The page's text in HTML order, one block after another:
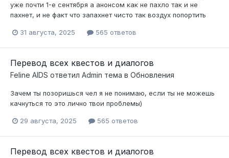
уже почти 1-е сентября а анонсом как не пахло так и не
пахнет, и не факт что запахнет чисто так воздух попортить
31 августа, 2025 565 ответов
Перевод всех квестов и диалогов
Feline AIDS ответил Admin тема в Обновления
Зачем ты позоришься чел я не понимаю, если ты не можешь
качнуться то это лично твои проблемы)
29 августа, 2025 565 ответов
Перевод всех квестов и диалогов